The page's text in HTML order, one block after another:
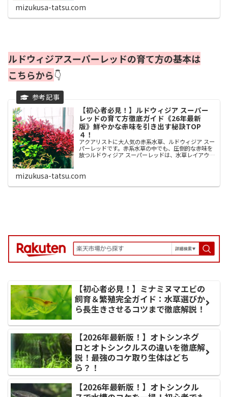
mizukusa-tatsu.com
ルドウィジアスーパーレッドの育て方の基本は
こちらから👇
【初心者必見！】ルドウィジア スーパー
レッドの育て方徹底ガイド《26年最新
版》鮮やかな赤味を引き出す秘訣TOP
４！
アクアリストに大人気の赤系水草、ルドウィジア スー
パーレッドです。赤系水草の中でも、圧倒的な赤味を
放つルドウィジア スーパーレッドは、水草レイアウト
mizukusa-tatsu.com
【初心者必見！】ミナミヌマエビの
飼育＆繁殖完全ガイド：水草選びか
ら長生きさせるコツまで徹底解説！
【2026年最新版！】オトシンネグ
ロとオトシンクルスの違いを徹底解
説！最強のコケ取り生体はどち
ら？！
【2026年最新版！】オトシンクル